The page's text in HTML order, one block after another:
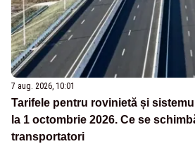
7 aug. 2026, 10:01
Tarifele pentru rovinietă și
la 1 octombrie 2026. Ce se
transportatori